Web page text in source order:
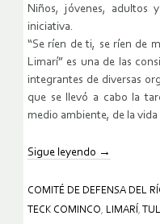
Niños, jóvenes, adultos
iniciativa.
“Se ríen de ti, se ríen de
Limarí” es una de las
integrantes de diversas
que se llevó a cabo la
medio ambiente, de la vida
Sigue leyendo →
COMITÉ DE DEFENSA DEL
TECK COMINCO, LIMARÍ ,